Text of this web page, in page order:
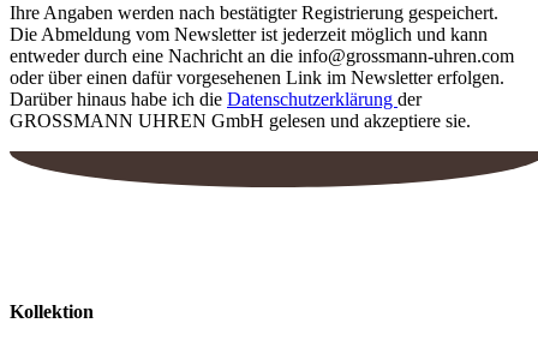
Ihre Angaben werden nach bestätigter Registrierung gespeichert.
Die Abmeldung vom Newsletter ist jederzeit möglich und kann
entweder durch eine Nachricht an die info@grossmann-uhren.com
oder über einen dafür vorgesehenen Link im Newsletter erfolgen.
Darüber hinaus habe ich die Datenschutzerklärung der
GROSSMANN UHREN GmbH gelesen und akzeptiere sie.
Kollektion